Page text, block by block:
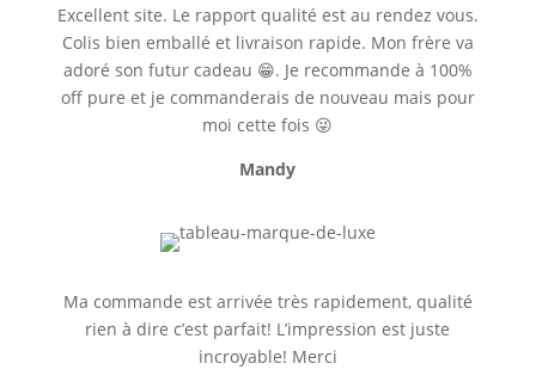
Excellent site. Le rapport qualité est au rendez vous.
Colis bien emballé et livraison rapide. Mon frère va
adoré son futur cadeau 😁. Je recommande à 100%
off pure et je commanderais de nouveau mais pour
moi cette fois 😜
Mandy
Ma commande est arrivée très rapidement, qualité
rien à dire c’est parfait! L’impression est juste
incroyable! Merci